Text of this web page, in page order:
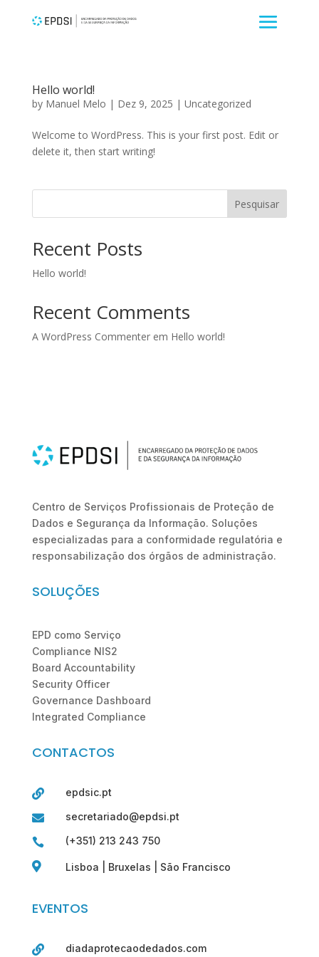
Hello world!
by Manuel Melo | Dez 9, 2025 | Uncategorized
Welcome to WordPress. This is your first post. Edit or
delete it, then start writing!
Pesquisar
Recent Posts
Hello world!
Recent Comments
A WordPress Commenterem Hello world!
Centro de Serviços Profissionais de Proteção de
Dados e Segurança da Informação. Soluções
especializadas para a conformidade regulatória e
responsabilização dos órgãos de administração.
SOLUÇÕES
EPD como Serviço
Compliance NIS2
Board Accountability
Security Officer
Governance Dashboard
Integrated Compliance
CONTACTOS
 epdsic.pt
 secretariado@epdsi.pt
 (+351) 213 243 750
 Lisboa | Bruxelas | São Francisco
EVENTOS
 diadaprotecaodedados.com